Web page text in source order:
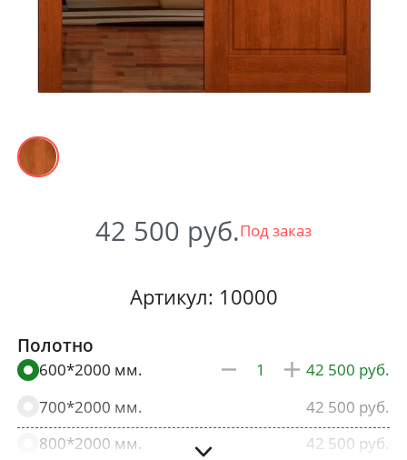
42 500 Под заказ
Артикул: 10000
Полотно
600*2000 мм.
42 500
700*2000 мм.
42 500
800*2000 мм.
42 500